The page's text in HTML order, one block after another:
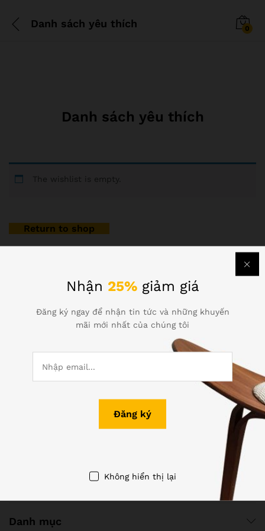
Danh sách yêu thích 0
Danh sách yêu thích
The wishlist is empty.
Return to shop
Thông tin liên hệ
(+84) 0313-728-397
1073/23 Cách Mạng Tháng 8, P.7, Q.Tân Bình, TP.HCM
Danh mục
Nhận 25% giảm giá
Đăng ký ngay để nhận tin tức và những khuyến
mãi mới nhất của chúng tôi
Không hiển thị lại